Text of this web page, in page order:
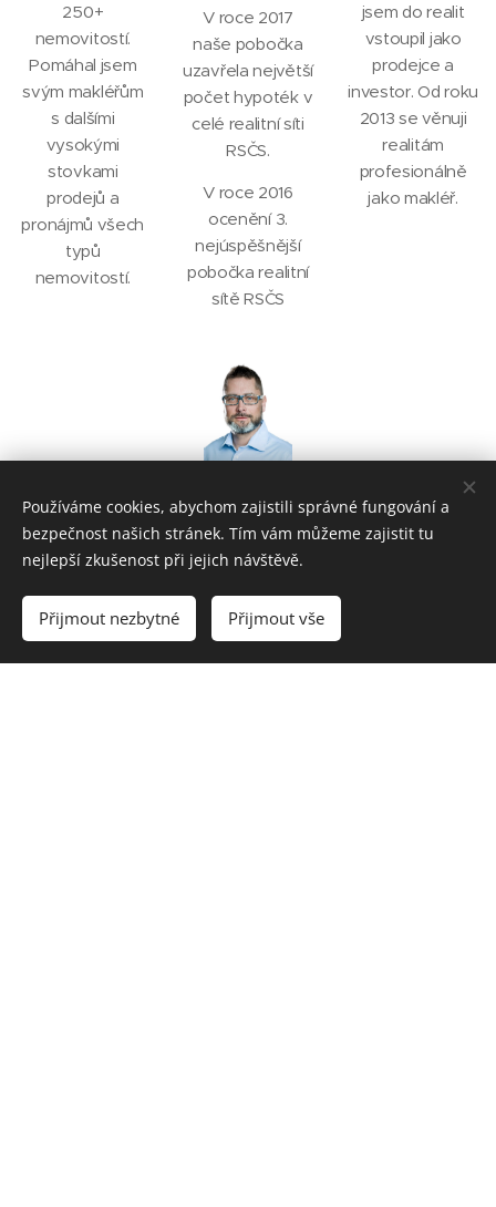
250+
nemovitostí.
Pomáhal jsem
svým makléřům
s dalšími
vysokými
stovkami
prodejů a
pronájmů všech
typů
nemovitostí.
V roce 2017
naše pobočka
uzavřela největší
počet hypoték v
celé realitní síti
RSČS.
V roce 2016
ocenění 3.
nejúspěšnější
pobočka realitní
sítě RSČS
jsem do realit
vstoupil jako
prodejce a
investor. Od roku
2013 se věnuji
realitám
profesionálně
jako makléř.
Rychlý kontakt
domluvte schůzku. Jsem zde, abych vám pomohl s prodejem
vaší nemovitosti rychle a efektivně.
Používáme cookies, abychom zajistili správné fungování a
bezpečnost našich stránek. Tím vám můžeme zajistit tu
nejlepší zkušenost při jejich návštěvě.
Přijmout nezbytné Přijmout vše